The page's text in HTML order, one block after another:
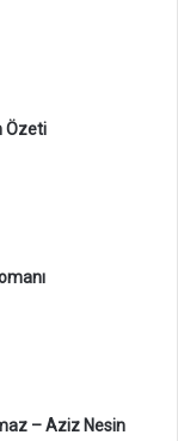
Özeti
– Aziz Nesin